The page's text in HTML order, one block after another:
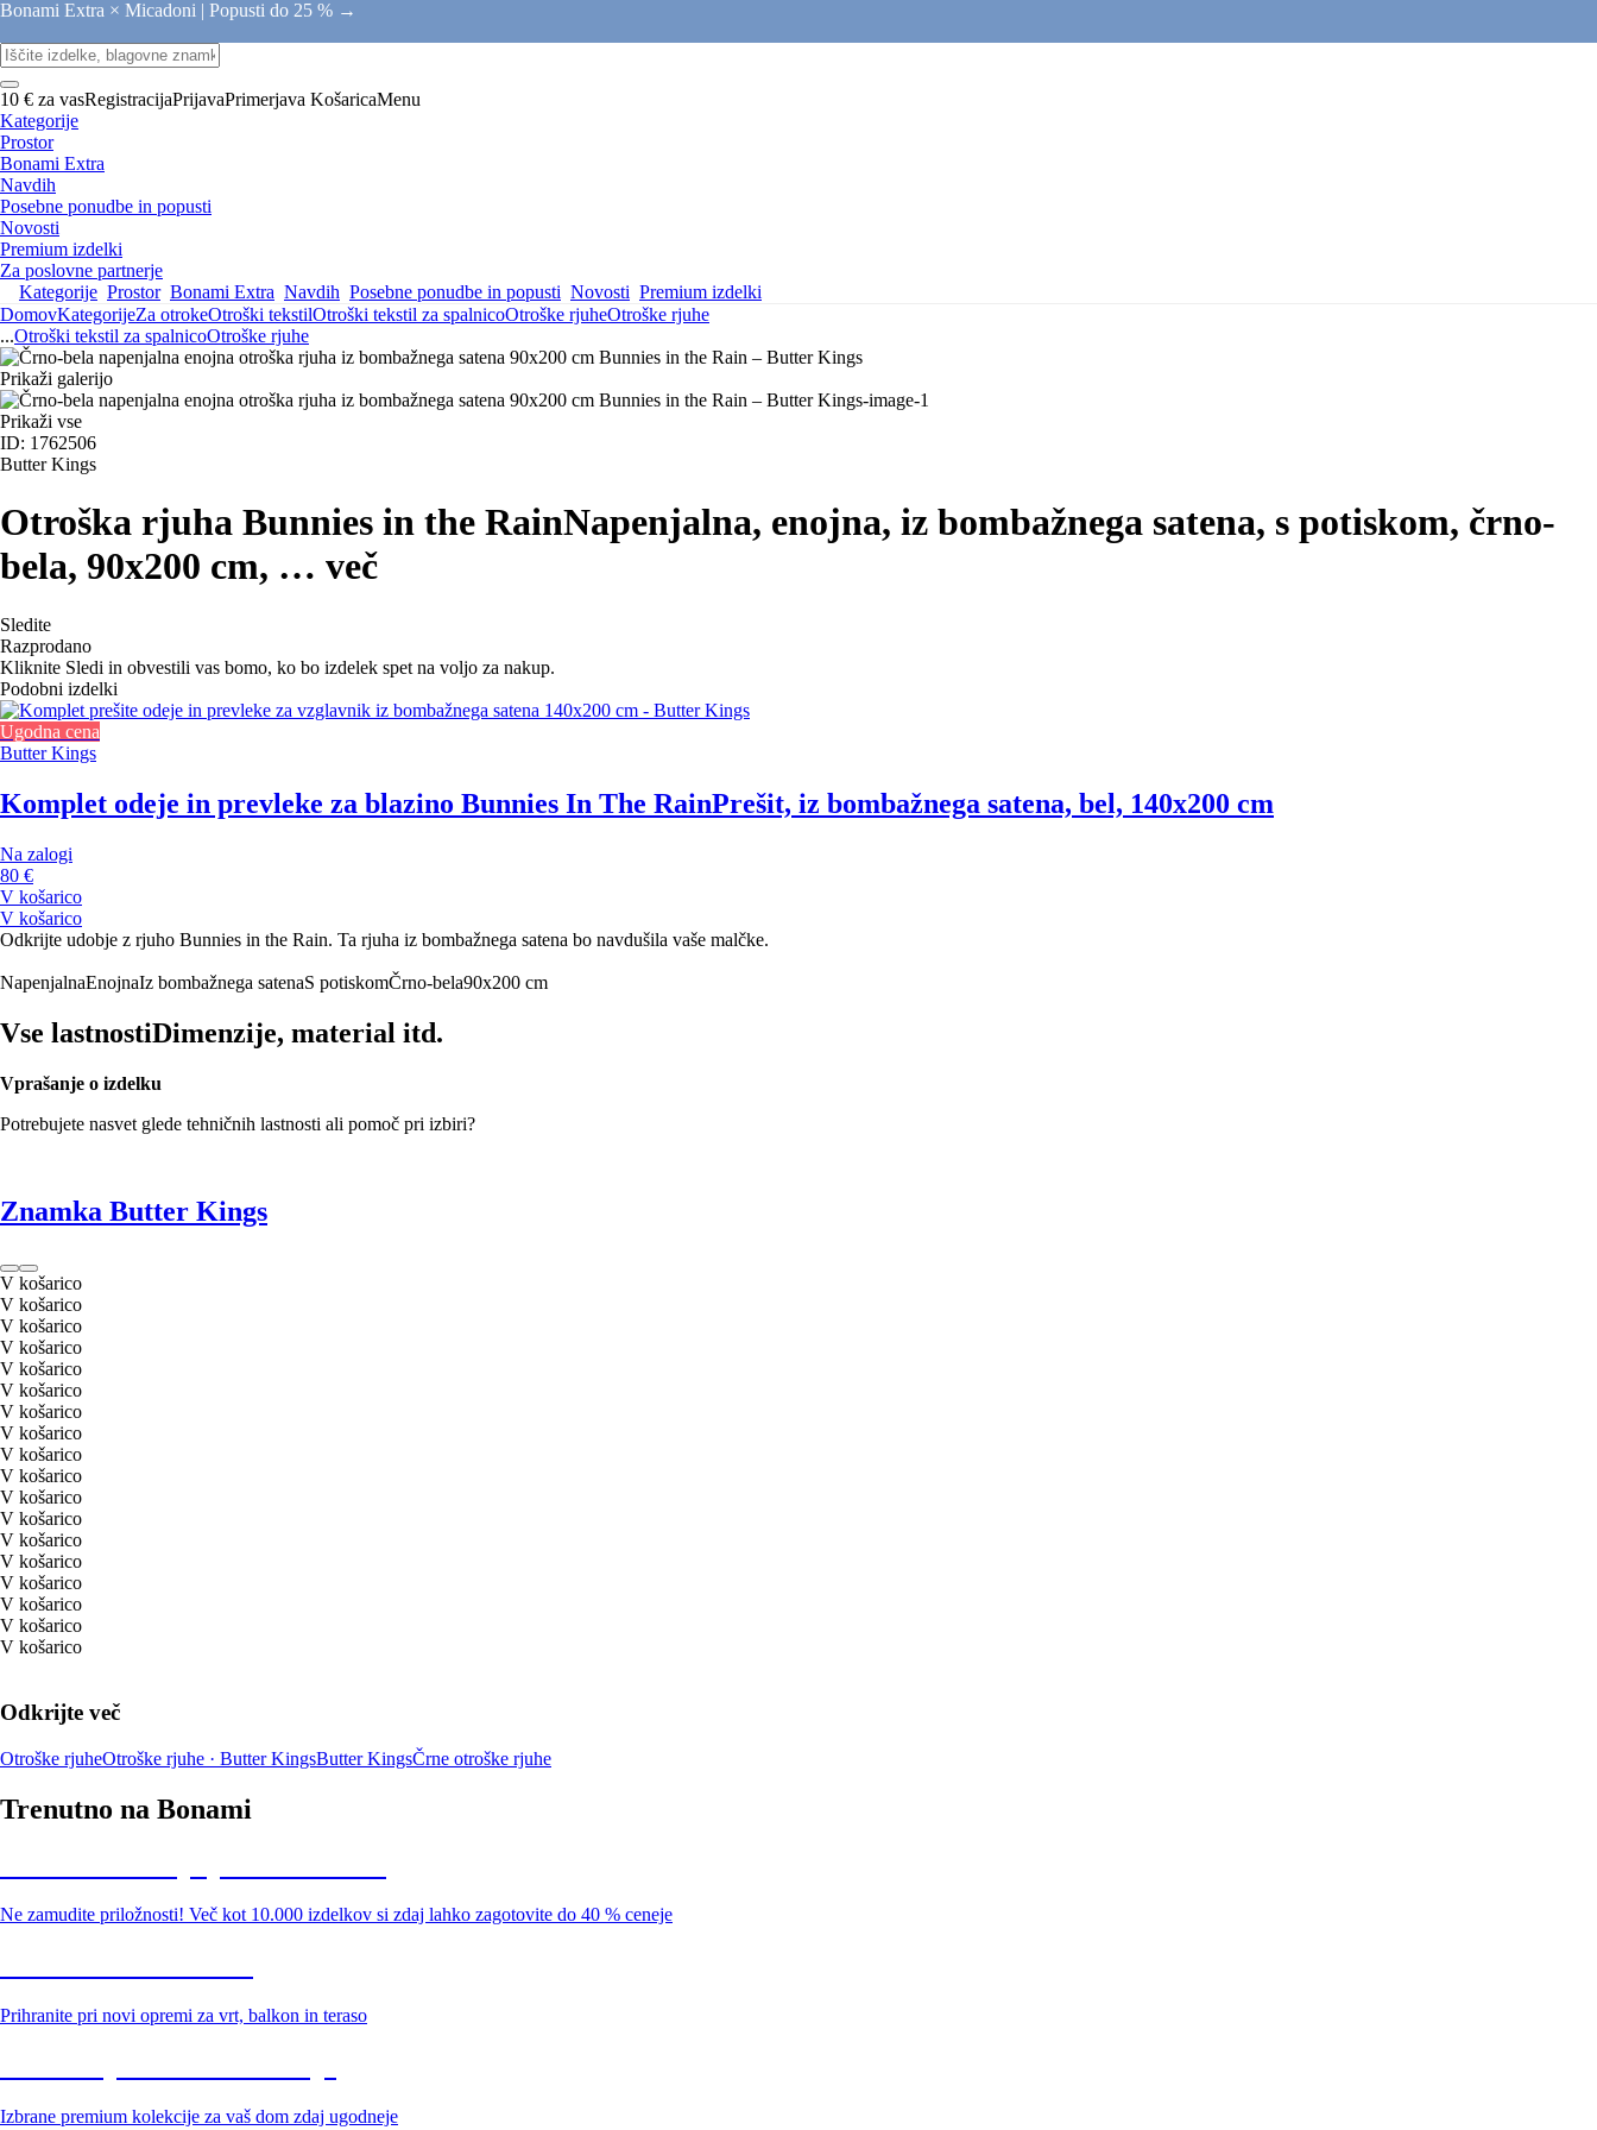
Bonami Extra × Micadoni | Popusti do 25 % →
10 € za vasRegistracijaPrijavaPrimerjava KošaricaMenu
Kategorije
Prostor
Bonami Extra
Navdih
Posebne ponudbe in popusti
Novosti
Premium izdelki
Za poslovne partnerje
Kategorije Prostor Bonami Extra Navdih Posebne ponudbe in popusti Novosti Premium izdelki
DomovKategorijeZa otrokeOtroški tekstilOtroški tekstil za spalnicoOtroške rjuheOtroške rjuhe
...Otroški tekstil za spalnicoOtroške rjuhe
Prikaži galerijo
Prikaži vse
ID: 1762506
Butter Kings
Otroška rjuha Bunnies in the RainNapenjalna, enojna, iz bombažnega satena, s potiskom, črno-
bela, 90x200 cm, … več
Sledite
Razprodano
Kliknite Sledi in obvestili vas bomo, ko bo izdelek spet na voljo za nakup.
Podobni izdelki
Ugodna cena
Butter Kings
Komplet odeje in prevleke za blazino Bunnies In The RainPrešit, iz bombažnega satena, bel, 140x200 cm
Na zalogi
80 €
V košarico
V košarico
Odkrijte udobje z rjuho Bunnies in the Rain. Ta rjuha iz bombažnega satena bo navdušila vaše malčke.
NapenjalnaEnojnaIz bombažnega satenaS potiskomČrno-bela90x200 cm
Vse lastnostiDimenzije, material itd.
Vprašanje o izdelku
Potrebujete nasvet glede tehničnih lastnosti ali pomoč pri izbiri?
Znamka Butter Kings
V košarico
V košarico
V košarico
V košarico
V košarico
V košarico
V košarico
V košarico
V košarico
V košarico
V košarico
V košarico
V košarico
V košarico
V košarico
V košarico
V košarico
V košarico
Odkrijte več
Otroške rjuheOtroške rjuhe · Butter KingsButter KingsČrne otroške rjuhe
Trenutno na Bonami
Ne zamudite priložnosti! Več kot 10.000 izdelkov si zdaj lahko zagotovite do 40 % ceneje
Prihranite pri novi opremi za vrt, balkon in teraso
Izbrane premium kolekcije za vaš dom zdaj ugodneje